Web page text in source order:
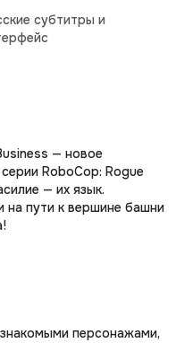
субтитры и
— новое
RoboCop: Rogue
— их язык.
на пути к вершине башни
персонажами,